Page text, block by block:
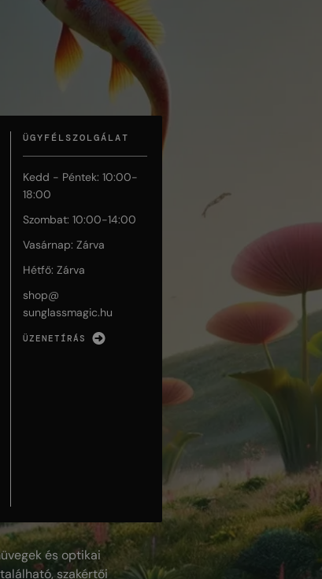
ÜGYFÉLSZOLGÁLAT
Kedd - Péntek: 10:00-
18:00
Szombat: 10:00-14:00
Vasárnap: Zárva
Hétfő: Zárva
shop@
sunglassmagic.hu
ÜZENETÍRÁS
és optikai
szakértői